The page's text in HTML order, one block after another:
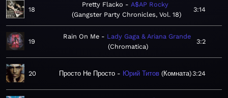
18
Pretty Flacko
A$AP Rocky
Gangster Party Chronicles, Vol. 18
3:14
19
Rain On Me
Lady Gaga & Ariana Grande
Chromatica
3:2
20 Просто Не Просто Юрий Титов Комната 3:24